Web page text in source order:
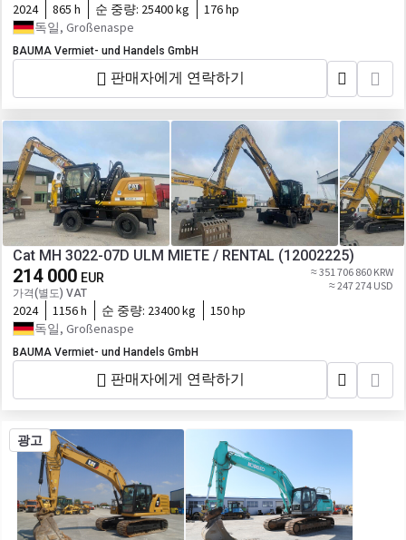
2024 865 h 순 중량: 25400 kg
176 hp
독일, Großenaspe
BAUMA Vermiet- und Handels GmbH
판매자에게 연락하기
Cat MH 3022-07D ULM MIETE / RENTAL (12002225)
214 000 EUR
가격(별도) VAT
≈ 351 706 860 KRW
≈ 247 274 USD
2024 1156 h 순 중량: 23400 kg
150 hp
독일, Großenaspe
BAUMA Vermiet- und Handels GmbH
판매자에게 연락하기
광고